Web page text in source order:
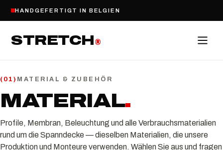
HANDGEFERTIGT IN BELGIEN
STRETCH®
( 01) MATERIAL & ZUBEHÖR
MATERIAL.
Profile, Membran, Beleuchtung und alle Verbrauchsmaterialien
rund um die Spanndecke — dieselben Materialien, die unsere
Produktion und Monteure verwenden. Wählen Sie aus und fragen